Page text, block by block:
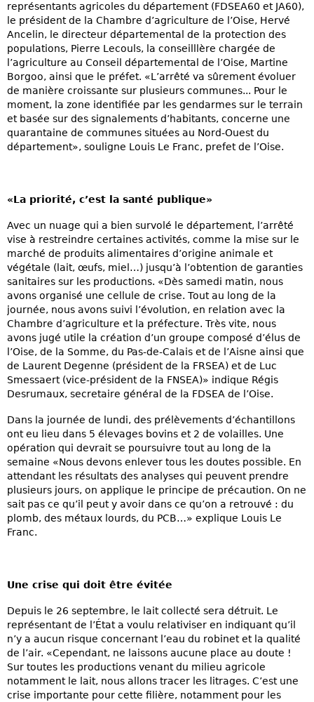
représentants agricoles du département (FDSEA60 et JA60),
le président de la Chambre d’agriculture de l’Oise, Hervé
Ancelin, le directeur départemental de la protection des
populations, Pierre Lecouls, la conseilllère chargée de
l’agriculture au Conseil départemental de l’Oise, Martine
Borgoo, ainsi que le préfet. «L’arrêté va sûrement évoluer
de manière croissante sur plusieurs communes... Pour le
moment, la zone identifiée par les gendarmes sur le terrain
et basée sur des signalements d’habitants, concerne une
quarantaine de communes situées au Nord-Ouest du
département», souligne Louis Le Franc, prefet de l’Oise.
«La priorité, c’est la santé publique»
Avec un nuage qui a bien survolé le département, l’arrêté
vise à restreindre certaines activités, comme la mise sur le
marché de produits alimentaires d’origine animale et
végétale (lait, œufs, miel…) jusqu’à l’obtention de garanties
sanitaires sur les productions. «Dès samedi matin, nous
avons organisé une cellule de crise. Tout au long de la
journée, nous avons suivi l’évolution, en relation avec la
Chambre d’agriculture et la préfecture. Très vite, nous
avons jugé utile la création d’un groupe composé d’élus de
l’Oise, de la Somme, du Pas-de-Calais et de l’Aisne ainsi que
de Laurent Degenne (président de la FRSEA) et de Luc
Smessaert (vice-président de la FNSEA)» indique Régis
Desrumaux, secretaire général de la FDSEA de l’Oise.
Dans la journée de lundi, des prélèvements d’échantillons
ont eu lieu dans 5 élevages bovins et 2 de volailles. Une
opération qui devrait se poursuivre tout au long de la
semaine «Nous devons enlever tous les doutes possible. En
attendant les résultats des analyses qui peuvent prendre
plusieurs jours, on applique le principe de précaution. On ne
sait pas ce qu’il peut y avoir dans ce qu’on a retrouvé : du
plomb, des métaux lourds, du PCB…» explique Louis Le
Franc.
Une crise qui doit être évitée
Depuis le 26 septembre, le lait collecté sera détruit. Le
représentant de l’État a voulu relativiser en indiquant qu’il
n’y a aucun risque concernant l’eau du robinet et la qualité
de l’air. «Cependant, ne laissons aucune place au doute !
Sur toutes les productions venant du milieu agricole
notamment le lait, nous allons tracer les litrages. C’est une
crise importante pour cette filière, notamment pour les